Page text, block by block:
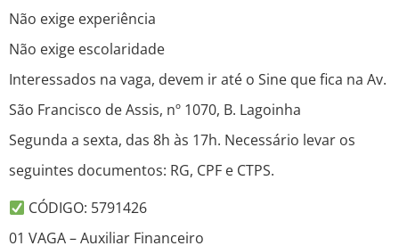
Não exige experiência
Não exige escolaridade
Interessados na vaga, devem ir até o Sine que fica na Av.
São Francisco de Assis, nº 1070, B. Lagoinha
Segunda a sexta, das 8h às 17h. Necessário levar os
seguintes documentos: RG, CPF e CTPS.
CÓDIGO: 5791426
01 VAGA – Auxiliar Financeiro